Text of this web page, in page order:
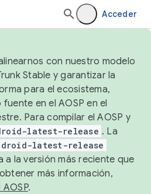
Acceder
con nuestro modelo
Stable y garantizar la
para el ecosistema,
en el AOSP en el
Para compilar el AOSP y
latest-release . La
latest-release
a la versión más reciente que
más información,
.